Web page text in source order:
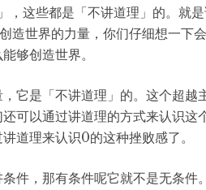
，这些都是「不讲道理」的。就
造世界的力量，你们仔细想一下
够创造世界。
它是「不讲道理」的。这个超
可以通过讲道理的方式来认识
道理来认识0的这种挫败感了。
件，那有条件呢它就不是无条